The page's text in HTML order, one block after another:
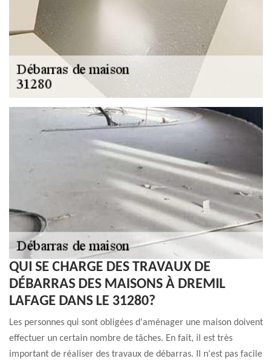
QUI SE CHARGE DES TRAVAUX DE
DÉBARRAS DES MAISONS À DREMIL
LAFAGE DANS LE 31280?
Les personnes qui sont obligées d'aménager une maison doivent
effectuer un certain nombre de tâches. En fait, il est très
important de réaliser des travaux de débarras. Il n'est pas facile